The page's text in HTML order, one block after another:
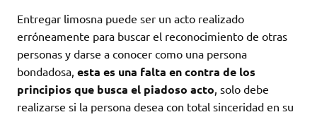
Entregar limosna puede ser un acto realizado
erróneamente para buscar el reconocimiento de otras
personas y darse a conocer como una persona
bondadosa, esta es una falta en contra de los
principios que busca el piadoso acto , solo debe
realizarse si la persona desea con total sinceridad en su